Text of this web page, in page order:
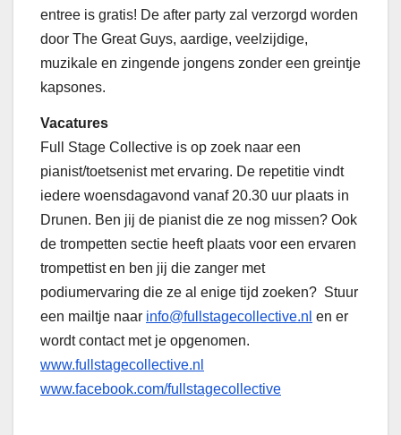
entree is gratis! De after party zal verzorgd worden
door The Great Guys, aardige, veelzijdige,
muzikale en zingende jongens zonder een greintje
kapsones.
Vacatures
Full Stage Collective is op zoek naar een
pianist/toetsenist met ervaring. De repetitie vindt
iedere woensdagavond vanaf 20.30 uur plaats in
Drunen. Ben jij de pianist die ze nog missen? Ook
de trompetten sectie heeft plaats voor een ervaren
trompettist en ben jij die zanger met
podiumervaring die ze al enige tijd zoeken? Stuur
een mailtje naar info@fullstagecollective.nl en er
wordt contact met je opgenomen.
www.fullstagecollective.nl
www.facebook.com/fullstagecollective